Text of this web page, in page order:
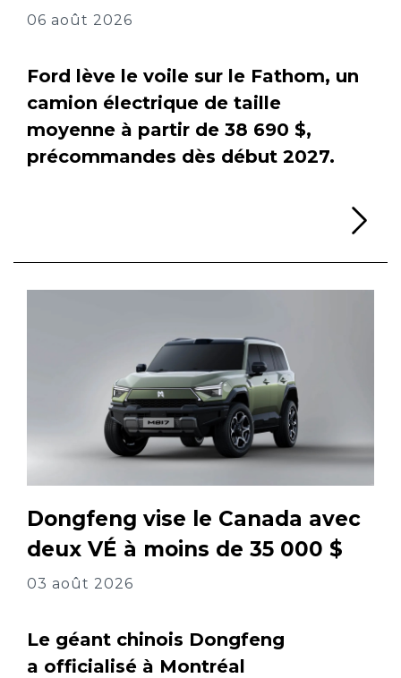
06 août 2026
Ford lève le voile sur le Fathom, un
camion électrique de taille
moyenne à partir de 38 690 $,
précommandes dès début 2027.
Dongfeng vise le Canada avec
deux VÉ à moins de 35 000 $
03 août 2026
Le géant chinois Dongfeng
a officialisé à Montréal